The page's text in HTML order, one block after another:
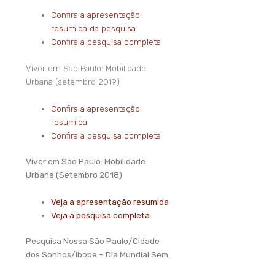
Confira a apresentação
resumida da pesquisa
Confira a pesquisa completa
Viver em São Paulo: Mobilidade
Urbana (setembro 2019)
Confira a apresentação
resumida
Confira a pesquisa completa
Viver em São Paulo: Mobilidade
Urbana (Setembro 2018)
Veja a apresentação resumida
Veja a pesquisa completa
Pesquisa Nossa São Paulo/Cidade
dos Sonhos/Ibope – Dia Mundial Sem